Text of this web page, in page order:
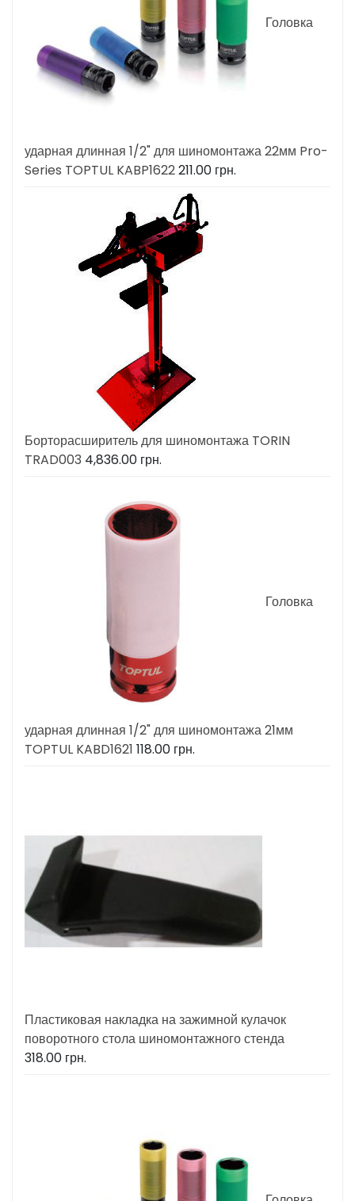
Головка
ударная длинная 1/2" для шиномонтажа 22мм Pro-
Series TOPTUL KABP1622211.00 грн.
Борторасширитель для шиномонтажа TORIN
TRAD003 4,836.00 грн.
Головка
ударная длинная 1/2" для шиномонтажа 21мм
TOPTUL KABD1621 118.00 грн.
Пластиковая накладка на зажимной кулачок
поворотного стола шиномонтажного стенда
318.00 грн.